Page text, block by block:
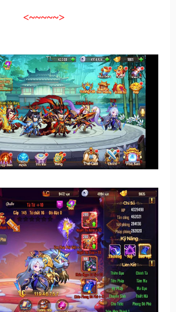
<~~~~~>